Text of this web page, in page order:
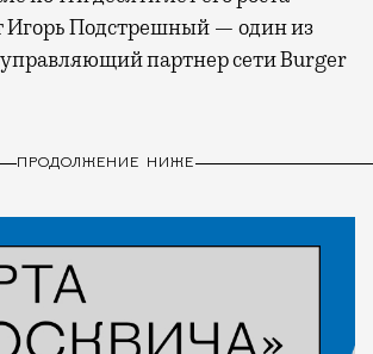
Игорь Подстрешный — один из
управляющий партнер сети Burger
ПРОДОЛЖЕНИЕ НИЖЕ